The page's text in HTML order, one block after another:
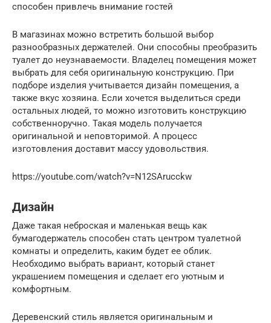
способен привлечь внимание гостей
В магазинах можно встретить большой выбор
разнообразных держателей. Они способны преобразить
туалет до неузнаваемости. Владелец помещения может
выбрать для себя оригинальную конструкцию. При
подборе изделия учитывается дизайн помещения, а
также вкус хозяина. Если хочется выделиться среди
остальных людей, то можно изготовить конструкцию
собственноручно. Такая модель получается
оригинальной и неповторимой. А процесс
изготовления доставит массу удовольствия.
https://youtube.com/watch?v=N12SArucckw
Дизайн
Даже такая неброская и маленькая вещь как
бумагодержатель способен стать центром туалетной
комнаты и определить, каким будет ее облик.
Необходимо выбрать вариант, который станет
украшением помещения и сделает его уютным и
комфортным.
Деревенский стиль является оригинальным и